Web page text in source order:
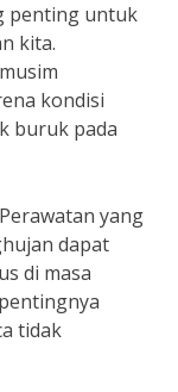
penting untuk
kita.
kondisi
buruk pada
yang
dapat
di masa
tidak